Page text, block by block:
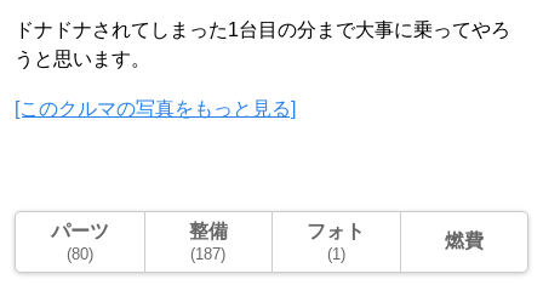
ドナドナされてしまった1台目の分まで大事に乗ってやろ
うと思います。
[このクルマの写真をもっと見る]
パーツ
(80)
整備
(187)
フォト
(1)
燃費